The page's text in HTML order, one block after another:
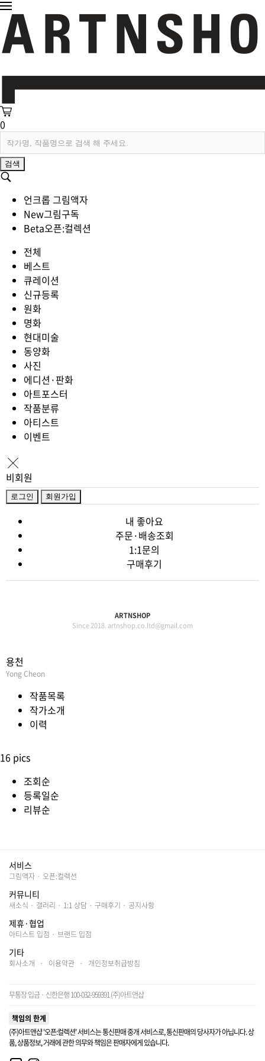
0
검색
언크롭 그림액자
New그림구독
Beta오픈:컬렉션
전체
베스트
큐레이션
신규등록
원화
명화
현대미술
동양화
사진
에디션·판화
아트포스터
작품분류
아티스트
이벤트
비회원
로그인 회원가입
내 좋아요
주문·배송조회
1:1문의
구매후기
ARTNSHOP
Since 2018. artnshop.co.ltd@gmail.com
용천
Yong Cheon
작품목록
작가소개
이력
16 pics
조회순
등록일순
리뷰순
서비스
그림액자 · 오픈:컬렉션
커뮤니티
새소식 · 갤러리 · 1:1 상담 · 구매후기 · 공지사항
제휴·협업
아티스트 입점 · 브랜드 입점
기타
회사소개 · 이용약관 · 개인정보취급방침
무통장 입금 · 신한은행 100-032-959391 (주)아트앤샵
책임의 한계
(주)아트앤샵 '오픈:컬렉션' 서비스는 통신판매 중개 서비스로, 통신판매의 당사자가 아닙니다. 상
품, 상품정보, 거래에 관한 의무와 책임은 판매자에게 있습니다.